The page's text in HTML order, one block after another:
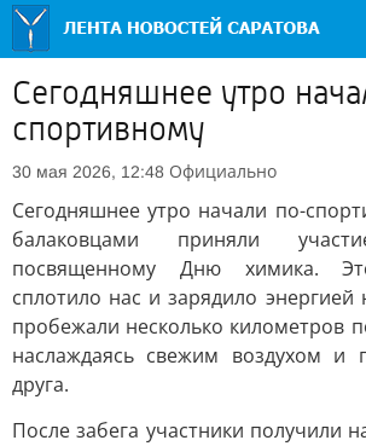
Сегодняшнее утро
спортивному
30 мая 2026, 12:48 Официально
Сегодняшнее утро начали по-
балаковцами приняли
посвященному Дню химика.
сплотило нас и зарядило
пробежали несколько километров
наслаждаясь свежим воздухом и
друга.
После забега участники получили